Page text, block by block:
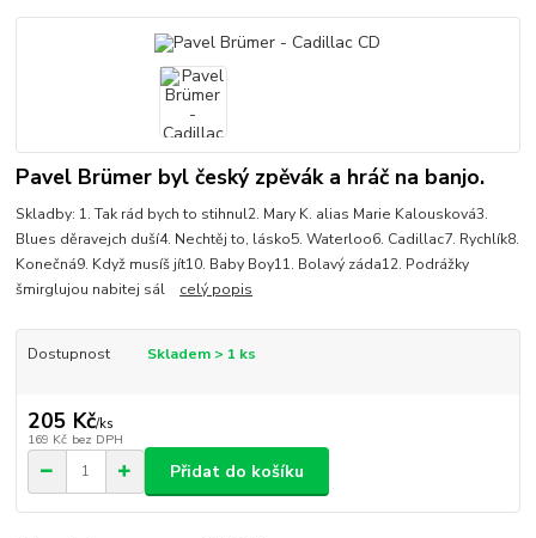
Pavel Brümer byl český zpěvák a hráč na banjo.
Skladby: 1. Tak rád bych to stihnul2. Mary K. alias Marie Kalousková3.
Blues děravejch duší4. Nechtěj to, lásko5. Waterloo6. Cadillac7. Rychlík8.
Konečná9. Když musíš jít10. Baby Boy11. Bolavý záda12. Podrážky
šmirglujou nabitej sál celý popis
Dostupnost Skladem > 1 ks
205 Kč/ks
169 Kč bez DPH
Přidat do košíku